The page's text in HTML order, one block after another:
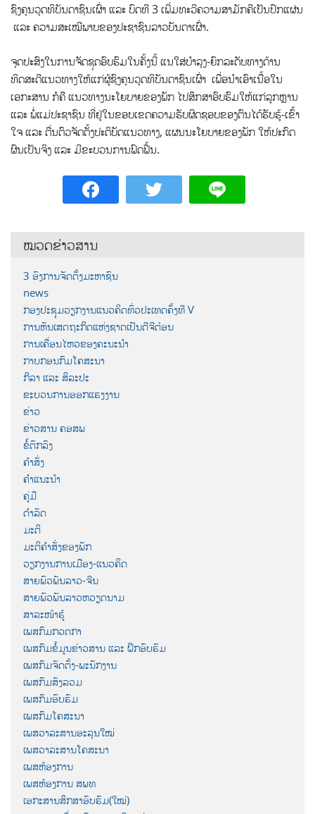
ຊົງຄຸນວຸດທິບັນດາຊົນເຜົ່າ ແລະ ບົດ​ທີ 3 ເພີ່ມ​ທະ​ວີ​ຄວາມ​ສາ​ມັກ​ຄີເປັນປຶກແຜ່ນ
ແລະ ຄວາມ​ສະ​ເ​ໝີ​ພາບ​ຂອງ​ປະ​ຊາ​ຊົນ​ລາວ​ບັນ​ດາ​ເຜົ່າ.
ຈຸດປະສົງໃນການຈັດຊຸດອົບຮົມໃນຄັ້ງນີ້ ແນໃສ່ບໍາລຸງ-ຍົກລະດັບ​ທາງດ້ານ
ທິດສະດີແນວທາງໃຫ້​ແກ່​​ຜູ້ຊົງຄຸນວຸດທິບັນດາຊົນເຜົ່າ ​ ເພື່ອນຳເອົາເນື້ອໃນ
ເອກະສານ ກໍຄື ແນວທາງນະໂຍບາຍຂອງພັກ ​ໄປ​ສຶກ​ສາອົບ​ຮົມ​ໃຫ້ແກ່ລູກຫຼານ
ແລະ ພໍ່ແມ່ປະຊາຊົນ​ ​ທີ່ຢູ່ໃນຂອບເຂດຄວາມຮັບ​ຜິດ​ຊອບ​ຂອງຕົນໄດ້ຮັບ​ຮູ້​-ເຂົ້າ​
ໃຈ ແລະ ຕື່ນ​ຕົວ​ຈັດ​ຕັ້ງ​ປະ​ຕິ​ບັດແນວທາງ, ແຜນນະໂຍບາຍຂອງພັກ ໃຫ້ປະກົດ
ຜົນເປັນຈິງ ແລະ ມີຂະບວນການຟົດຟື້ນ.
ໝວດຂ່າວສານ
3 ອົງການຈັດຕັ້ງມະຫາຊົນ
news
ກອງປະຊຸມວຽກງານແນວຄິດທົ່ວປະເທດຄັ້ງທີ V
ການຫັນເສດຖະກິດແຫ່ງຊາດເປັນດີຈີຕ໋ອນ
ການເຄື່ອນໄຫວຂອງຄະນະນຳ
ກາບກອນກົມໂຄສະນາ
ກິລາ ແລະ ສິລະປະ
ຂະບວນການອອກແຮງງານ
ຂ່າວ
ຂ່າວສານ ຄອສພ
ຂໍ້ຕົກລົງ
ຄຳສັ່ງ
ຄຳແນະນຳ
ຄູ່ມື
ດຳລັດ
ມະຕິ
ມະຕິຄຳສັ່ງຂອງພັກ
ວຽກງານການເມືອງ-ແນວຄິດ
ສາຍພົວພັນລາວ-ຈີນ
ສາຍພົວພັນລາວຫວຽດນາມ
ສາລະໜ້າຮູ້
ເພສກົມກວດກາ
ເພສກົມຂໍ້ມູນຂ່າວສານ ແລະ ຝຶກອົບຮົມ
ເພສກົມຈັດຕັ້ງ-ພະນັກງານ
ເພສກົມສັງລວມ
ເພສກົມອົບຮົມ
ເພສກົມໂຄສະນາ
ເພສວາລະສານອະລຸນໃໝ່
ເພສວາລະສານໂຄສະນາ
ເພສຫ້ອງການ
ເພສຫ້ອງການ ສພທ
ເອກະສານສຶກສາອົບຮົມ(ໃໝ່)